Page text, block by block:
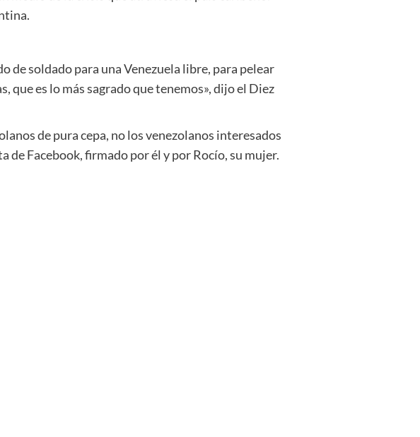
de soldado para una Venezuela libre, para pelear
que es lo más sagrado que tenemos», dijo el Diez
de pura cepa, no los venezolanos interesados
de Facebook, firmado por él y por Rocío, su mujer.